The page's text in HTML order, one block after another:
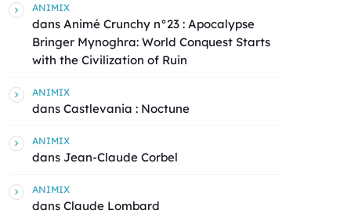
ANIMIX
dans Animé Crunchy n°23 : Apocalypse
Bringer Mynoghra: World Conquest Starts
with the Civilization of Ruin
ANIMIX
dans Castlevania : Noctune
ANIMIX
dans Jean-Claude Corbel
ANIMIX
dans Claude Lombard